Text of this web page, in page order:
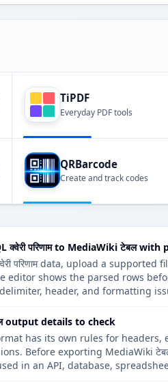
TiPDF
Everyday PDF tools
QRBarcode
Create and track codes
क्वेरी परिणाम to MediaWiki टेबल with
परिणाम data, upload a
editor shows the parsed rows
header, and formatting
output details to check
has its own rules for
Before exporting MediaWiki
in an API, database,